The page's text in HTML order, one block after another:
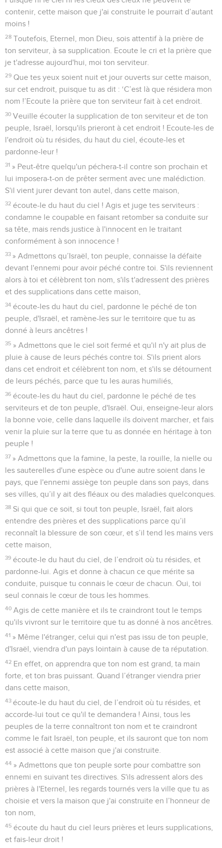
contenir, cette maison que j'ai construite le pourrait d’autant
moins !
28 Toutefois, Eternel, mon Dieu, sois attentif à la prière de
ton serviteur, à sa supplication. Ecoute le cri et la prière que
je t'adresse aujourd'hui, moi ton serviteur.
29 Que tes yeux soient nuit et jour ouverts sur cette maison,
sur cet endroit, puisque tu as dit : ‘C’est là que résidera mon
nom !’Ecoute la prière que ton serviteur fait à cet endroit.
30 Veuille écouter la supplication de ton serviteur et de ton
peuple, Israël, lorsqu'ils prieront à cet endroit ! Ecoute-les de
l'endroit où tu résides, du haut du ciel, écoute-les et
pardonne-leur !
31 » Peut-être quelqu'un péchera-t-il contre son prochain et
lui imposera-t-on de prêter serment avec une malédiction.
S'il vient jurer devant ton autel, dans cette maison,
32 écoute-le du haut du ciel ! Agis et juge tes serviteurs :
condamne le coupable en faisant retomber sa conduite sur
sa tête, mais rends justice à l'innocent en le traitant
conformément à son innocence !
33 » Admettons qu’Israël, ton peuple, connaisse la défaite
devant l'ennemi pour avoir péché contre toi. S'ils reviennent
alors à toi et célèbrent ton nom, s'ils t'adressent des prières
et des supplications dans cette maison,
34 écoute-les du haut du ciel, pardonne le péché de ton
peuple, d'Israël, et ramène-les sur le territoire que tu as
donné à leurs ancêtres !
35 » Admettons que le ciel soit fermé et qu'il n'y ait plus de
pluie à cause de leurs péchés contre toi. S'ils prient alors
dans cet endroit et célèbrent ton nom, et s'ils se détournent
de leurs péchés, parce que tu les auras humiliés,
36 écoute-les du haut du ciel, pardonne le péché de tes
serviteurs et de ton peuple, d'Israël. Oui, enseigne-leur alors
la bonne voie, celle dans laquelle ils doivent marcher, et fais
venir la pluie sur la terre que tu as donnée en héritage à ton
peuple !
37 » Admettons que la famine, la peste, la rouille, la nielle ou
les sauterelles d'une espèce ou d'une autre soient dans le
pays, que l'ennemi assiège ton peuple dans son pays, dans
ses villes, qu’il y ait des fléaux ou des maladies quelconques.
38 Si qui que ce soit, si tout ton peuple, Israël, fait alors
entendre des prières et des supplications parce qu’il
reconnaît la blessure de son cœur, et s’il tend les mains vers
cette maison,
39 écoute-le du haut du ciel, de l’endroit où tu résides, et
pardonne-lui. Agis et donne à chacun ce que mérite sa
conduite, puisque tu connais le cœur de chacun. Oui, toi
seul connais le cœur de tous les hommes.
40 Agis de cette manière et ils te craindront tout le temps
qu'ils vivront sur le territoire que tu as donné à nos ancêtres.
41 » Même l'étranger, celui qui n'est pas issu de ton peuple,
d'Israël, viendra d'un pays lointain à cause de ta réputation.
42 En effet, on apprendra que ton nom est grand, ta main
forte, et ton bras puissant. Quand l’étranger viendra prier
dans cette maison,
43 écoute-le du haut du ciel, de l’endroit où tu résides, et
accorde-lui tout ce qu'il te demandera ! Ainsi, tous les
peuples de la terre connaîtront ton nom et te craindront
comme le fait Israël, ton peuple, et ils sauront que ton nom
est associé à cette maison que j'ai construite.
44 » Admettons que ton peuple sorte pour combattre son
ennemi en suivant tes directives. S'ils adressent alors des
prières à l'Eternel, les regards tournés vers la ville que tu as
choisie et vers la maison que j'ai construite en l’honneur de
ton nom,
45 écoute du haut du ciel leurs prières et leurs supplications,
et fais-leur droit !